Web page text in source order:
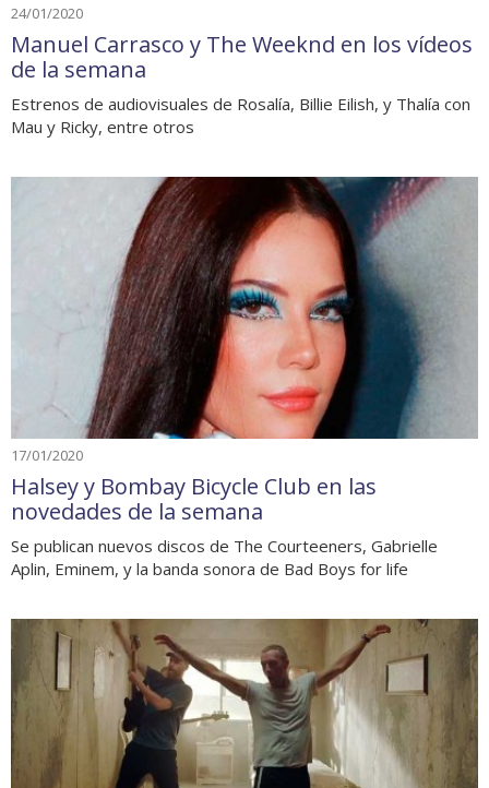
24/01/2020
Manuel Carrasco y The Weeknd en los vídeos
de la semana
Estrenos de audiovisuales de Rosalía, Billie Eilish, y Thalía con
Mau y Ricky, entre otros
17/01/2020
Halsey y Bombay Bicycle Club en las
novedades de la semana
Se publican nuevos discos de The Courteeners, Gabrielle
Aplin, Eminem, y la banda sonora de Bad Boys for life